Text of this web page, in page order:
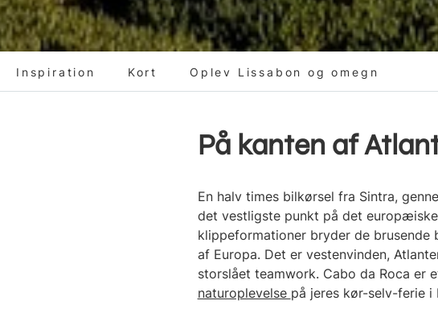
Inspiration Kort Oplev Lissabon og omegn
På kanten af
En halv times bilkørsel fra Sintra,
det vestligste punkt på det
klippeformationer bryder de
af Europa. Det er vestenvinden,
storslået teamwork. Cabo da Roca er
naturoplevelse på jeres kør-selv-ferie i